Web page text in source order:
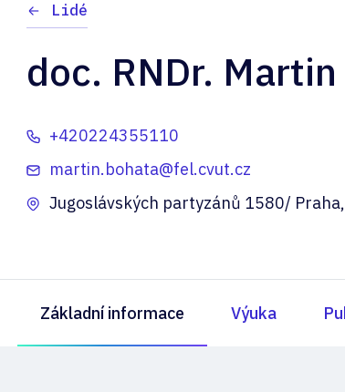
Lidé
doc. RNDr.
+420224355110
martin.bohata@fel.cvut.cz
Jugoslávských partyzánů 1580/
Základní informace Výuka